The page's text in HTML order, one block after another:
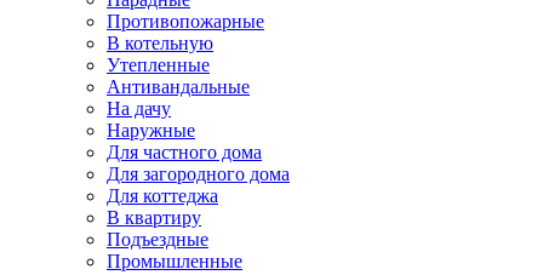
Противопожарные
В котельную
Утепленные
Антивандальные
На дачу
Наружные
Для частного дома
Для загородного дома
Для коттеджа
В квартиру
Подъездные
Промышленные